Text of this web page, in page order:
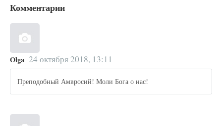
Комментарии
Olga 24 октября 2018, 13:11
Преподобный Амвросий! Моли Бога о нас!